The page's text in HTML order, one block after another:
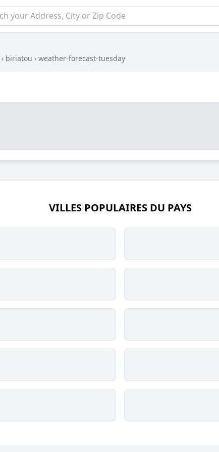
› biriatou › weather-forecast-tuesday
VILLES POPULAIRES DU PAYS